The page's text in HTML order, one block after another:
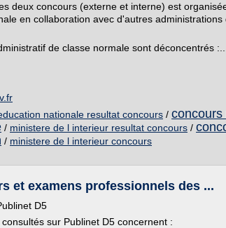
deux concours (externe et interne) est
en collaboration avec d'autres administrations
de classe normale sont déconcentrés :...
nationale resultat concours / concours
/ ministere de l interieur resultat concours /
/ ministere de l interieur concours
et examens professionnels des ...
D5
sur Publinet D5 concernent :